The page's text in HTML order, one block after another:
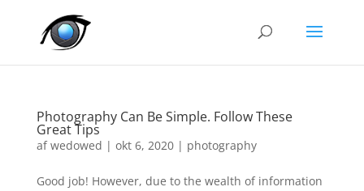
Photography Can Be Simple. Follow These
Great Tips
afwedowed | okt 6, 2020| photography
Good job! However, due to the wealth of information